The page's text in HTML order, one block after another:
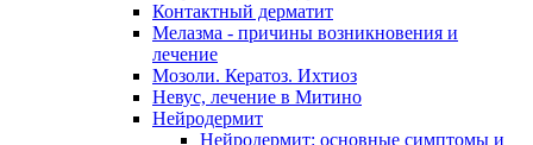
Контактный дерматит
Мелазма - причины возникновения и
лечение
Мозоли. Кератоз. Ихтиоз
Невус, лечение в Митино
Нейродермит
Нейродермит: основные симптомы и